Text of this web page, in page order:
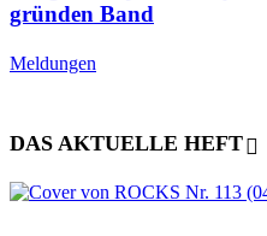
gründen Band
Meldungen
DAS AKTUELLE HEFT